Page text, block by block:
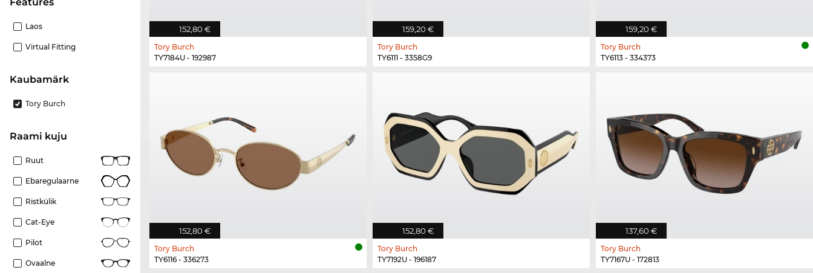
Laos
Virtual Fitting
Kaubamärk
Tory Burch
Raami kuju
Ruut
Ebaregulaarne
Ristkülik
Cat-Eye
Pilot
Ovaalne
152,80 €
Tory Burch
TY7184U - 192987
159,20 €
Tory Burch
TY6111 - 3358G9
159,20 €
Tory Burch
TY6113 - 334373
152,80 €
Tory Burch
TY6116 - 336273
152,80 €
Tory Burch
TY7192U - 196187
137,60 €
Tory Burch
TY7167U - 172813